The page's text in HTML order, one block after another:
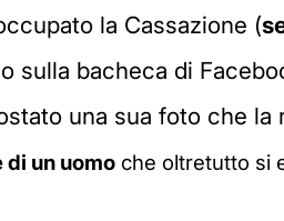
la Cassazione (
sulla bacheca di
una sua foto che la
un uomo che oltretutto si